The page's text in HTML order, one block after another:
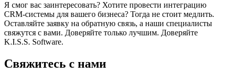
Я смог вас заинтересовать? Хотите провести интеграцию
CRM-системы для вашего бизнеса? Тогда не стоит медлить.
Оставляйте заявку на обратную связь, а наши специалисты
свяжутся с вами. Доверяйте только лучшим. Доверяйте
K.I.S.S. Software.
Свяжитесь с нами